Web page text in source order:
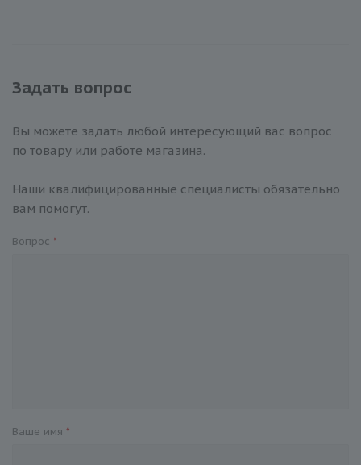
Задать вопрос
Вы можете задать любой интересующий вас вопрос
по товару или работе магазина.
Наши квалифицированные специалисты обязательно
вам помогут.
Вопрос *
Ваше имя *